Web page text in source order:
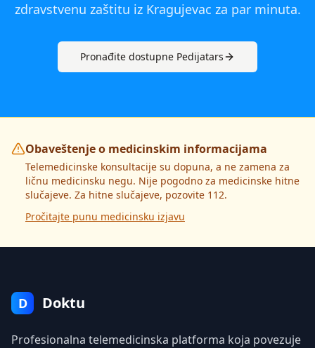
zdravstvenu zaštitu iz Kragujevac za par minuta.
Pronađite dostupne Pedijatars
Obaveštenje o medicinskim informacijama
Telemedicinske konsultacije su dopuna, a ne zamena za
ličnu medicinsku negu. Nije pogodno za medicinske hitne
slučajeve. Za hitne slučajeve, pozovite 112.
Pročitajte punu medicinsku izjavu
D Doktu
Profesionalna telemedicinska platforma koja povezuje